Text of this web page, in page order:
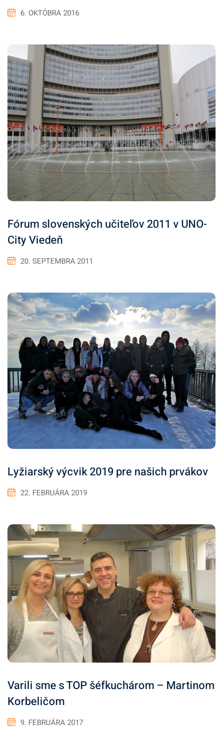
6. OKTÓBRA 2016
Fórum slovenských učiteľov 2011 v UNO-
City Viedeň
20. SEPTEMBRA 2011
Lyžiarský výcvik 2019 pre našich prvákov
22. FEBRUÁRA 2019
Varili sme s TOP šéfkuchárom – Martinom
Korbeličom
9. FEBRUÁRA 2017